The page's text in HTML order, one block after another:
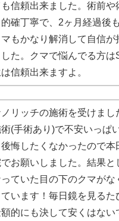
も信頼出来ました。術前や
的確丁寧で、2ヶ月経過後
マもかなり解消して自信が
した。クマで悩んでる方
信頼出来ますよ。
リッチの施術を受けまし
(手術あり)で不安いっぱ
悔したくなかったので本
お願いしました。結果と
ていた目の下のクマがな
います！毎日鏡を見るた
的にも決して安くはない